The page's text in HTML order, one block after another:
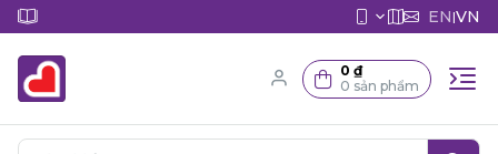
EN|VN
0 ₫
0 sản phẩm